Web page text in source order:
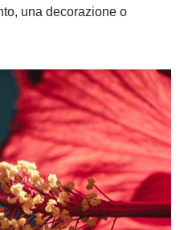
una decorazione o